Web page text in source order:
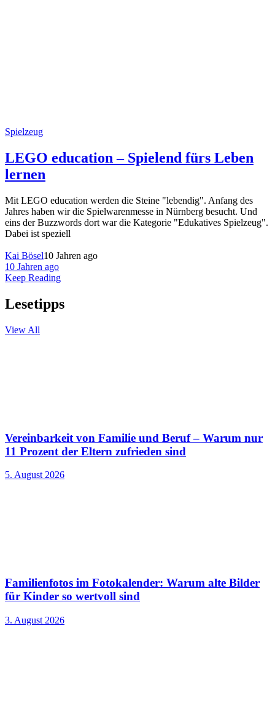
Spielzeug
LEGO education – Spielend fürs Leben
lernen
Mit LEGO education werden die Steine "lebendig". Anfang des
Jahres haben wir die Spielwarenmesse in Nürnberg besucht. Und
eins der Buzzwords dort war die Kategorie "Edukatives Spielzeug".
Dabei ist speziell
Kai Bösel10 Jahren ago
10 Jahren ago
Keep Reading
Lesetipps
View All
Vereinbarkeit von Familie und Beruf – Warum nur
11 Prozent der Eltern zufrieden sind
5. August 2026
Familienfotos im Fotokalender: Warum alte Bilder
für Kinder so wertvoll sind
3. August 2026